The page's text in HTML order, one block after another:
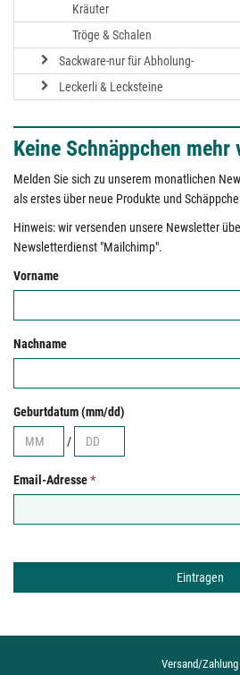
Kräuter
Tröge & Schalen
Sackware-nur für Abholung-
Leckerli & Lecksteine
Keine Schnäppchen mehr
Melden Sie sich zu unserem monatlichen
als erstes über neue Produkte und
Hinweis: wir versenden unsere Newsletter
Newsletterdienst "Mailchimp".
Vorname
Nachname
Geburtdatum (mm/dd)
/
Email-Adresse*
Versand/Zahlung